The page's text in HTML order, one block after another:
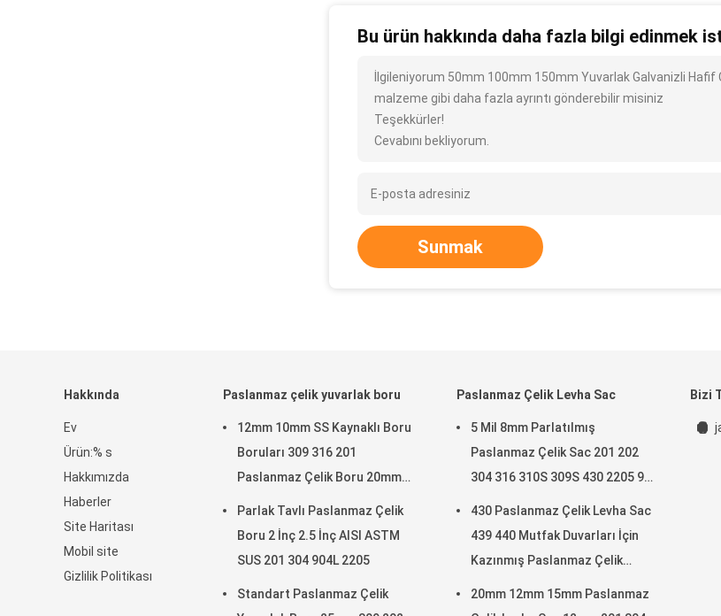
Bu ürün hakkında daha fazla bilgi edinmek
İlgileniyorum 50mm 100mm 150mm Yuvarlak Galvanizli
malzeme gibi daha fazla ayrıntı gönderebilir misiniz
Teşekkürler!
Cevabını bekliyorum.
Sunmak
Hakkında
Ev
Ürün:% s
Hakkımızda
Haberler
Site Haritası
Mobil site
Gizlilik Politikası
Paslanmaz çelik yuvarlak boru
12mm 10mm SS Kaynaklı Boru
Boruları 309 316 201
Paslanmaz Çelik Boru 20mm
Parlak Tavlı Paslanmaz Çelik
Boru 2 İnç 2.5 İnç AISI ASTM
SUS 201 304 904L 2205
Standart Paslanmaz Çelik
Paslanmaz Çelik Levha Sac
5 Mil 8mm Parlatılmış
Paslanmaz Çelik Sac 201 202
304 316 310S 309S 430 2205 9
430 Paslanmaz Çelik Levha Sac
439 440 Mutfak Duvarları İçin
Kazınmış Paslanmaz Çelik
20mm 12mm 15mm Paslanmaz
Bizi